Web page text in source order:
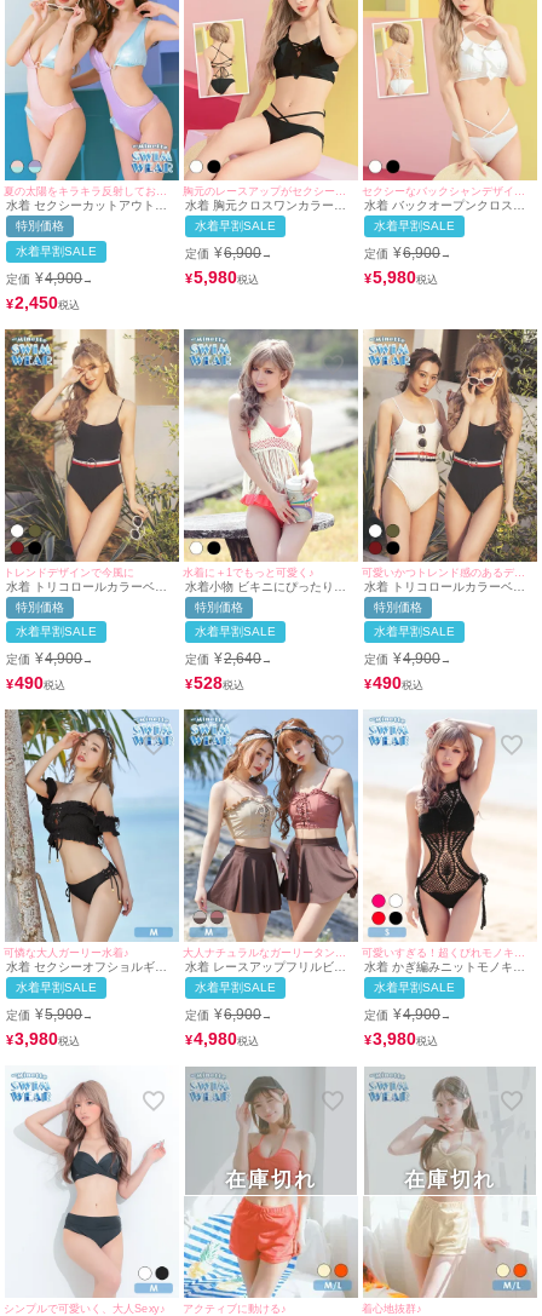
水着 セクシーカットアウトリ
ングセクシーグリッター三角モ
ノキニビキニ
特別価格
水着早割SALE
定価 ¥4,900→
¥2,450
水着 胸元クロスワンカラーフ
リルビキニ
水着早割SALE
定価 ¥6,900→
¥5,980
水着 バックオープンクロスワ
ンカラーフリルビキニ
水着早割SALE
定価 ¥6,900→
¥5,980
トレンドデザインで今風に
水着 トリコロールカラーベル
ト付シンプル体型カバーワンピ
ースビキニ
特別価格
水着早割SALE
定価 ¥4,900→
¥490
水着に＋1でもっと可愛く♪
水着小物 ビキニにぴったり！
フリンジかぎ編み
特別価格
水着早割SALE
定価 ¥2,640→
¥528
可愛いかつトレンド感のあるデザインで都会的な女性に♪
水着 トリコロールカラーベル
ト付きハイレグ体型カバーワン
ピースビキニ
特別価格
水着早割SALE
定価 ¥4,900→
¥490
可憐な大人ガーリー水着♪
水着 セクシーオフショルギャ
ザーガーリーレースアップバン
ドゥフリルビキニ
水着早割SALE
定価 ¥5,900→
¥3,980
水着 レースアップフリルビス
チェガーリーショートパンツ体
型カバーフレアスカートハイウ
エストビキニ
水着早割SALE
定価 ¥6,900→
¥4,980
水着 かぎ編みニットモノキニ
ハイネックビキニ
水着早割SALE
定価 ¥4,900→
¥3,980
シンプルで可愛いく、大人Sexy♪ アクティブに動ける♪
在庫切れ
着心地抜群♪
在庫切れ